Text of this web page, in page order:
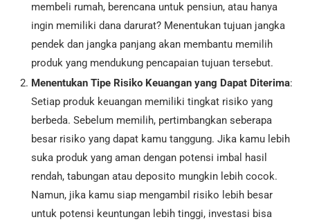
membeli rumah, berencana untuk pensiun, atau hanya
ingin memiliki dana darurat? Menentukan tujuan jangka
pendek dan jangka panjang akan membantu memilih
produk yang mendukung pencapaian tujuan tersebut.
Menentukan Tipe Risiko Keuangan yang Dapat Diterima:
Setiap produk keuangan memiliki tingkat risiko yang
berbeda. Sebelum memilih, pertimbangkan seberapa
besar risiko yang dapat kamu tanggung. Jika kamu lebih
suka produk yang aman dengan potensi imbal hasil
rendah, tabungan atau deposito mungkin lebih cocok.
Namun, jika kamu siap mengambil risiko lebih besar
untuk potensi keuntungan lebih tinggi, investasi bisa